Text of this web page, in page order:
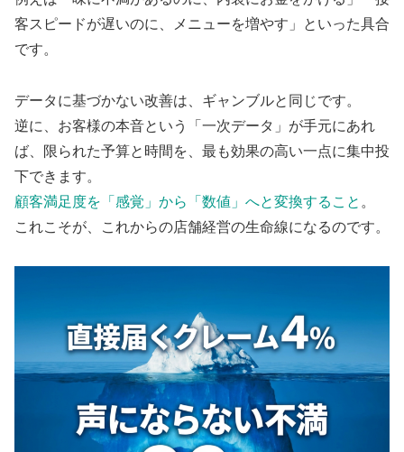
客スピードが遅いのに、メニューを増やす」といった具合
です。
データに基づかない改善は、ギャンブルと同じです。
逆に、お客様の本音という「一次データ」が手元にあれ
ば、限られた予算と時間を、最も効果の高い一点に集中投
下できます。
顧客満足度を「感覚」から「数値」へと変換すること 。
これこそが、これからの店舗経営の生命線になるのです。